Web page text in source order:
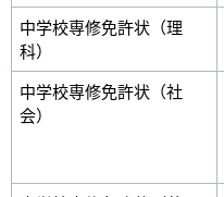
中学校専修免許状（理
科）
中学校専修免許状（社
会）